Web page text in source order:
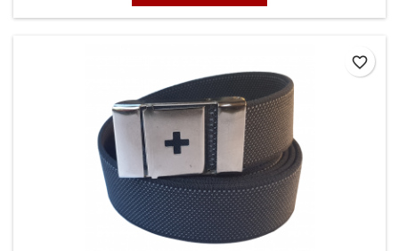
favorite_border